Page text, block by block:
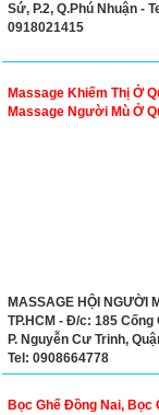
Sứ, P.2, Q.Phú Nhuận -
0918021415
Massage Khiếm Thị Ở
Massage Người Mù Ở
MASSAGE HỘI NGƯỜI
TP.HCM - Đ/c: 185 Cống
P. Nguyễn Cư Trinh,
Tel: 0908664778
Bọc Ghế Đồng Nai, Bọc